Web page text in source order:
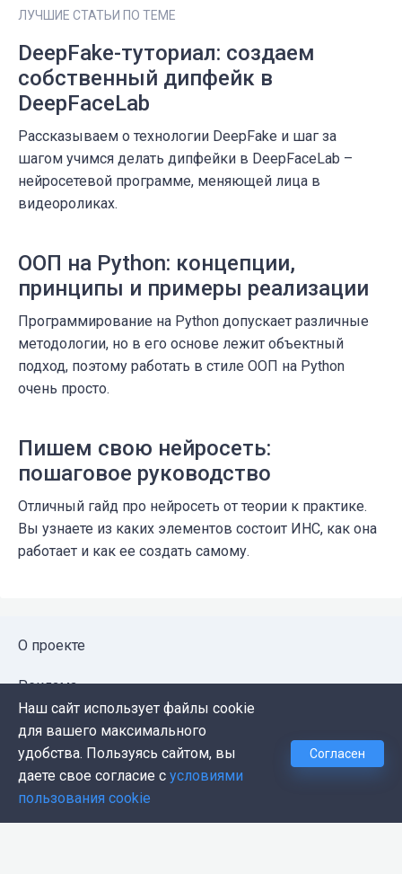
ЛУЧШИЕ СТАТЬИ ПО ТЕМЕ
DeepFake-туториал: создаем
собственный дипфейк в
DeepFaceLab
Рассказываем о технологии DeepFake и шаг за
шагом учимся делать дипфейки в DeepFaceLab –
нейросетевой программе, меняющей лица в
видеороликах.
ООП на Python: концепции,
принципы и примеры реализации
Программирование на Python допускает различные
методологии, но в его основе лежит объектный
подход, поэтому работать в стиле ООП на Python
очень просто.
Пишем свою нейросеть:
пошаговое руководство
Отличный гайд про нейросеть от теории к практике.
Вы узнаете из каких элементов состоит ИНС, как она
работает и как ее создать самому.
О проекте
Реклама
Публичная оферта
Политика конфиденциальности
Контакты
Наш сайт использует файлы cookie
для вашего максимального
удобства. Пользуясь сайтом, вы
даете свое согласие с условиями
пользования cookie
Согласен